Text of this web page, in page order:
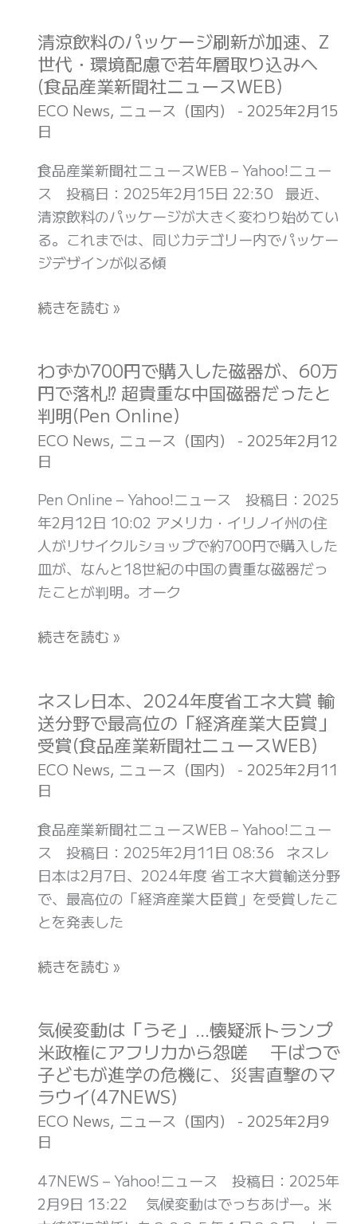
市
と
ペ
ッ
ト
ト
ル
リ
サ
イ
ル
定、
年
間
240t
を
再
利
用
へ
(食
品
業
社
ニ
ュ
ー
ス
WEB)
清涼飲料のパッケージ刷新が加速、Z
世代・環境配慮で若年層取り込みへ
(食品産業新聞社ニュースWEB)
ECO News, ニュース（国内） - 2025年2月15
日
食品産業新聞社ニュースWEB – Yahoo!ニュー
ス 投稿日：2025年2月15日 22:30 最近、
清涼飲料のパッケージが大きく変わり始めてい
る。これまでは、同じカテゴリー内でパッケー
ジデザインが似る傾
清
涼
飲
料
の
ッ
ケ
ー
ジ
刷
が
速、
Z
世
代・
環
配
慮
で
若
年
取
み
へ
(食
品
産
業
新
聞
社
ニ
ー
続きを読む »
わずか700円で購入した磁器が、60万
円で落札⁉︎ 超貴重な中国磁器だったと
判明(Pen Online)
ECO News, ニュース（国内） - 2025年2月12
日
Pen Online – Yahoo!ニュース 投稿日：2025
年2月12日 10:02 アメリカ・イリノイ州の住
人がリサイクルショップで約700円で購入した
皿が、なんと18世紀の中国の貴重な磁器だっ
たことが判明。オーク
わ
ず
か
700
円
購
入
し
た
磁
が、
万
円
で
落
札⁉︎
貴
重
な
中
国
器
っ
た
と
判
明
(Pen
Online)
続きを読む »
ネスレ日本、2024年度省エネ大賞 輸
送分野で最高位の「経済産業大臣賞」
受賞(食品産業新聞社ニュースWEB)
ECO News, ニュース（国内） - 2025年2月11
日
食品産業新聞社ニュースWEB – Yahoo!ニュー
ス 投稿日：2025年2月11日 08:36 ネスレ
日本は2月7日、2024年度 省エネ大賞輸送分野
で、最高位の「経済産業大臣賞」を受賞したこ
とを発表した
ネ
ス
レ
日
本、
年
度
省
エ
ネ
賞
送
分
野
で
最
高
の
「経
続きを読む »
気候変動は「うそ」…懐疑派トランプ
米政権にアフリカから怨嗟 干ばつで
子どもが進学の危機に、災害直撃のマ
ラウイ(47NEWS)
ECO News, ニュース（国内） - 2025年2月9
日
47NEWS – Yahoo!ニュース 投稿日：2025年
2月9日 13:22 気候変動はでっちあげ―。米
気
候
変
動
は
「う
…
懐